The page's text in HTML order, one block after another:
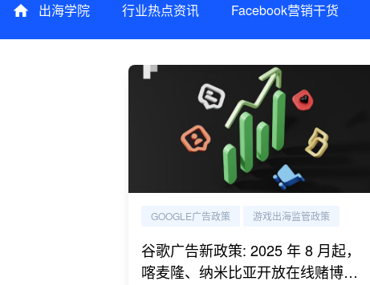
出海学院 行业热点资讯 Facebook营销干货
GOOGLE广告政策 游戏出海监管政策
谷歌广告新政策: 2025 年 8 月起，
喀麦隆、纳米比亚开放在线赌博广